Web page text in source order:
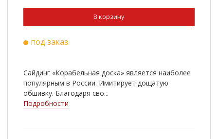
В корзину
под заказ
Сайдинг «Корабельная доска» является наиболее
популярным в России. Имитирует дощатую
обшивку. Благодаря сво...
Подробности